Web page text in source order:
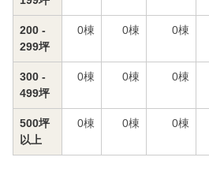
200 -
299坪
0棟 0棟 0棟
300 -
499坪
0棟 0棟 0棟
500坪
以上
0棟 0棟 0棟